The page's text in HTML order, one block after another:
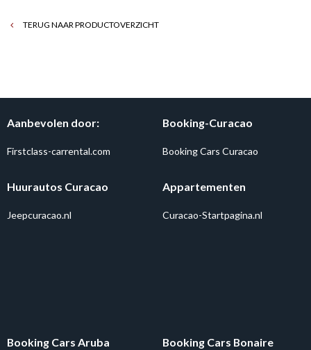
TERUG NAAR PRODUCTOVERZICHT
Aanbevolen door:
Firstclass-carrental.com
Booking-Curacao
Booking Cars Curacao
Huurautos Curacao
Jeepcuracao.nl
Appartementen
Curacao-Startpagina.nl
Booking Cars Aruba Booking Cars Bonaire